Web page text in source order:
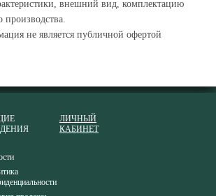
внешний вид, комплектацию
производства.
не является публичной офертой
ЛИЧНЫЙ
КАБИНЕТ